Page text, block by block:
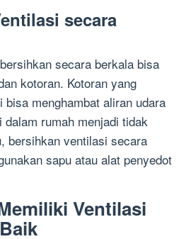
secara
secara berkala bisa
kotoran. Kotoran yang
menghambat aliran udara
dalam rumah menjadi tidak
bersihkan ventilasi secara
sapu atau alat penyedot
Ventilasi